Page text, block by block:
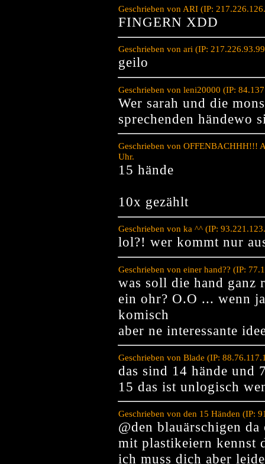
Geschrieben von ARI (IP:
FINGERN XDD
Geschrieben von ari (IP:
geilo
Geschrieben von leni20000 (IP:
Wer sarah und die
sprechenden
Geschrieben von OFFENBACHHH!!!
Uhr.
15 hände
10x gezählt
Geschrieben von ka ^^ (IP:
lol?! wer kommt nur
Geschrieben von einer hand?? (IP:
was soll die hand ganz
ein ohr? O.O ... wenn
komisch
aber ne interessante
Geschrieben von Blade (IP:
das sind 14 hände und
15 das ist unlogisch
Geschrieben von den 15 Händen (IP:
@den blauärschigen da
mit plastikeiern kennst
ich muss dich aber